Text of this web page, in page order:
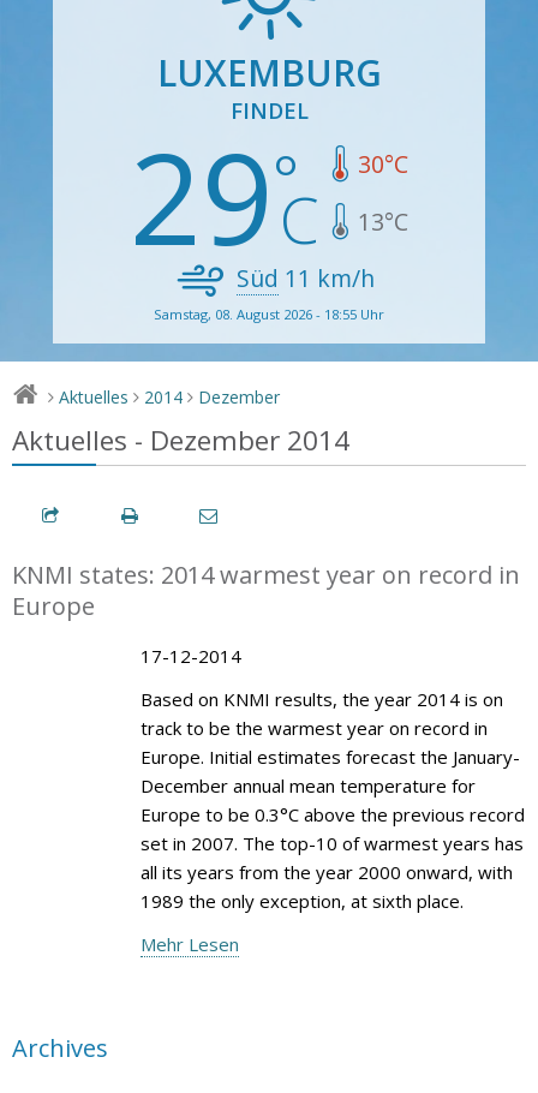
LUXEMBURG
FINDEL
29 30°C
13°C
Süd 11 km/h
Samstag, 08. August 2026 - 18:55 Uhr
> Aktuelles > 2014 > Dezember
Aktuelles - Dezember 2014
KNMI states: 2014 warmest year on record in
Europe
17-12-2014
Based on KNMI results, the year 2014 is on
track to be the warmest year on record in
Europe. Initial estimates forecast the January-
December annual mean temperature for
Europe to be 0.3°C above the previous record
set in 2007. The top-10 of warmest years has
all its years from the year 2000 onward, with
1989 the only exception, at sixth place.
Mehr Lesen
Archives